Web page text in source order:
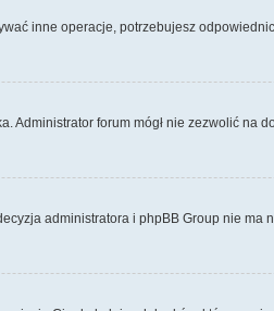
inne operacje, potrzebujesz
forum mógł nie zezwolić na
administratora i phpBB Group nie